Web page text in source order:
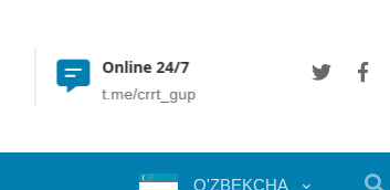
Online 24/7
t.me/crrt_gup
O'ZBEKCHA